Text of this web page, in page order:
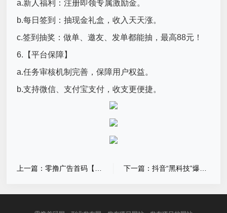
a.新人福利：注册即领专属激励金。
b.每日签到：抽现金礼盒，收入天天涨。
c.签到抽奖：做单、邀友、发单都能抽，最高88元！
6.【平台保障】
a.任务审核机制完善，保障用户权益。
b.支持微信、支付宝支付，收支更便捷。